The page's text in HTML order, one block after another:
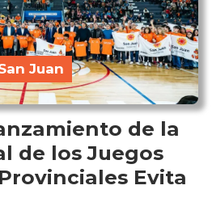
de la
de los Juegos
Evita
Juan